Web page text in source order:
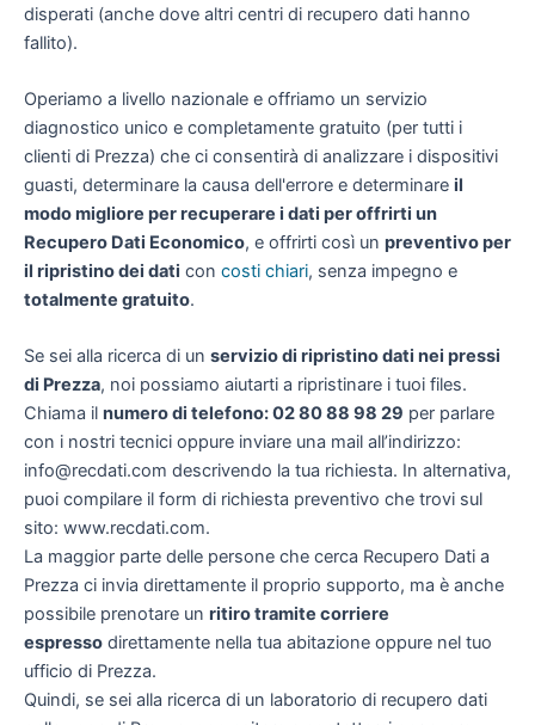
disperati (anche dove altri centri di recupero dati hanno
fallito).
Operiamo a livello nazionale e offriamo un servizio
diagnostico unico e completamente gratuito (per tutti i
clienti di Prezza) che ci consentirà di analizzare i dispositivi
guasti, determinare la causa dell'errore e determinare il
modo migliore per recuperare i dati per offrirti un
Recupero Dati Economico, e offrirti così un preventivo per
il ripristino dei dati con costi chiari, senza impegno e
totalmente gratuito.
Se sei alla ricerca di un servizio di ripristino dati nei pressi
di Prezza, noi possiamo aiutarti a ripristinare i tuoi files.
Chiama il numero di telefono: 02 80 88 98 29 per parlare
con i nostri tecnici oppure inviare una mail all’indirizzo:
info@recdati.com descrivendo la tua richiesta. In alternativa,
puoi compilare il form di richiesta preventivo che trovi sul
sito: www.recdati.com.
La maggior parte delle persone che cerca Recupero Dati a
Prezza ci invia direttamente il proprio supporto, ma è anche
possibile prenotare un ritiro tramite corriere
espresso direttamente nella tua abitazione oppure nel tuo
ufficio di Prezza.
Quindi, se sei alla ricerca di un laboratorio di recupero dati